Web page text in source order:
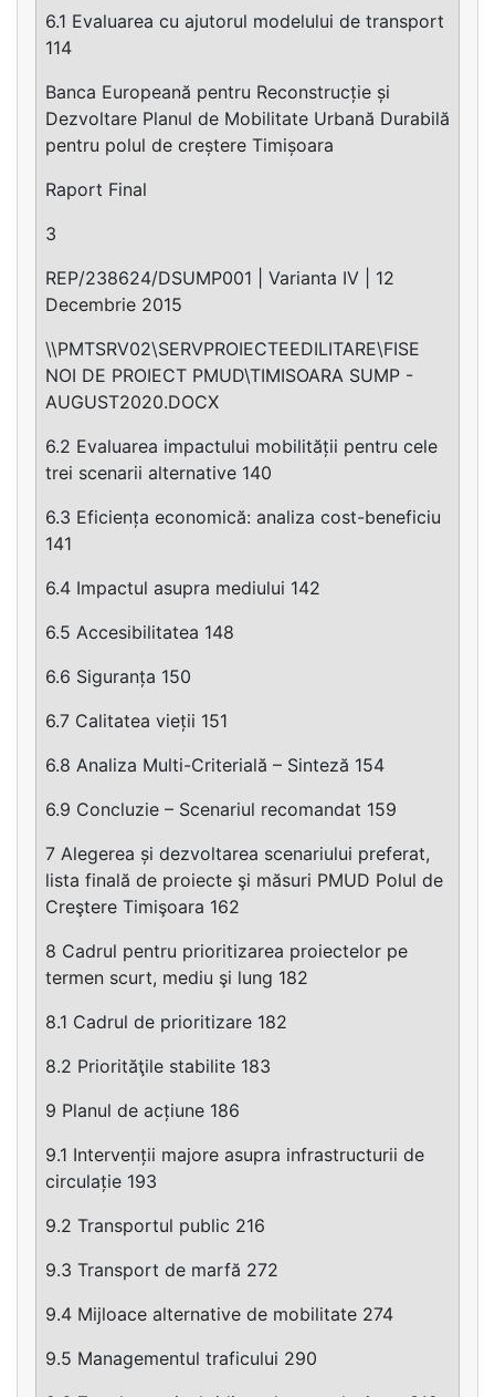
6.1 Evaluarea cu ajutorul modelului de transport
114
Banca Europeană pentru Reconstrucție și
Dezvoltare Planul de Mobilitate Urbană Durabilă
pentru polul de creștere Timișoara
Raport Final
3
REP/238624/DSUMP001 | Varianta IV | 12
Decembrie 2015
\\PMTSRV02\SERVPROIECTEEDILITARE\FISE
NOI DE PROIECT PMUD\TIMISOARA SUMP -
AUGUST2020.DOCX
6.2 Evaluarea impactului mobilității pentru cele
trei scenarii alternative 140
6.3 Eficiența economică: analiza cost-beneficiu
141
6.4 Impactul asupra mediului 142
6.5 Accesibilitatea 148
6.6 Siguranța 150
6.7 Calitatea vieții 151
6.8 Analiza Multi-Criterială – Sinteză 154
6.9 Concluzie – Scenariul recomandat 159
7 Alegerea și dezvoltarea scenariului preferat,
lista finală de proiecte şi măsuri PMUD Polul de
Creştere Timişoara 162
8 Cadrul pentru prioritizarea proiectelor pe
termen scurt, mediu şi lung 182
8.1 Cadrul de prioritizare 182
8.2 Priorităţile stabilite 183
9 Planul de acțiune 186
9.1 Intervenții majore asupra infrastructurii de
circulație 193
9.2 Transportul public 216
9.3 Transport de marfă 272
9.4 Mijloace alternative de mobilitate 274
9.5 Managementul traficului 290